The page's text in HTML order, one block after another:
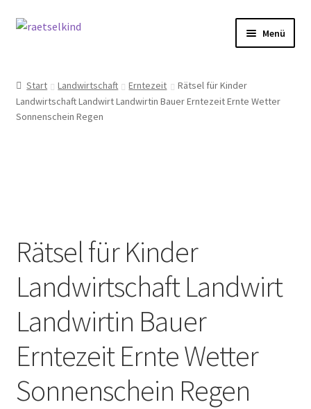
Zur
Zum
Menü
AGB
FAQ
Impressum
Kasse
Kontakt
Kostenlose Rätsel
Start Landwirtschaft Erntezeit
Rätsel für Kinder
Landwirtschaft Landwirt Landwirtin Bauer Erntezeit Ernte Wetter
Sonnenschein Regen
Rätsel für Kinder
Landwirtschaft Landwirt
Landwirtin Bauer
Erntezeit Ernte Wetter
Sonnenschein Regen